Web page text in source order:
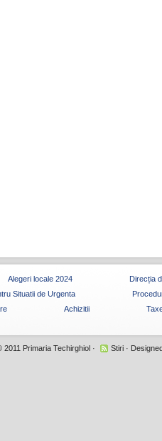
Alegeri locale 2024
Direcția
Situatii de Urgenta
Achizitii
2011 Primaria Techirghiol · Stiri ·